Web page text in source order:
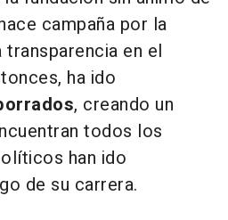
campaña por la
en el
ha ido
, creando un
todos los
han ido
de su carrera.